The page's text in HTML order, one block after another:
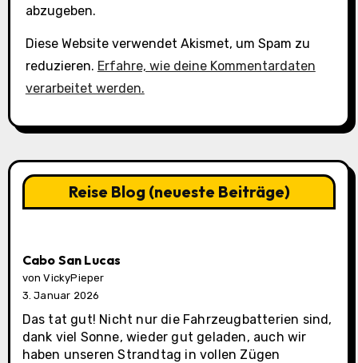
abzugeben.
Diese Website verwendet Akismet, um Spam zu
reduzieren. Erfahre, wie deine Kommentardaten
verarbeitet werden.
Reise Blog (neueste Beiträge)
Cabo San Lucas
von VickyPieper
3. Januar 2026
Das tat gut! Nicht nur die Fahrzeugbatterien sind,
dank viel Sonne, wieder gut geladen, auch wir
haben unseren Strandtag in vollen Zügen